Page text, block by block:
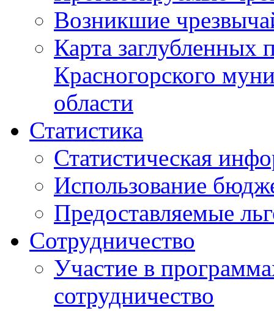
Возникшие
Карта
Красногорского
области
Статистика
Статистическая
Использование
Предоставляемые
Сотрудничество
Участие в
сотрудничество